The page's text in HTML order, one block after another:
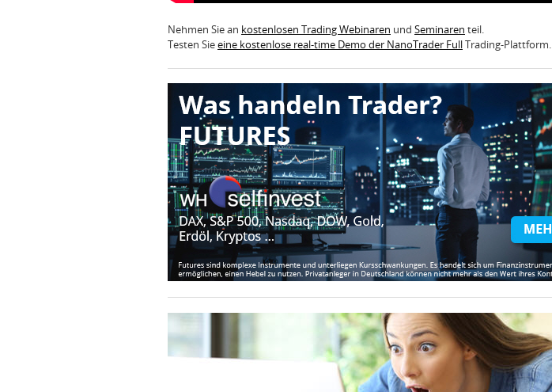
Nehmen Sie an kostenlosen Trading Webinaren und Seminaren teil.
Testen Sieeine kostenlose real-time Demo der NanoTrader FullTrading-Plattform.